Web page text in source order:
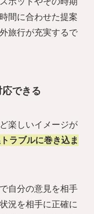
間に合わせた提案
旅行が充実するで
応できる
楽しいイメージが
ラブルに巻き込ま
自分の意見を相手
況を相手に正確に